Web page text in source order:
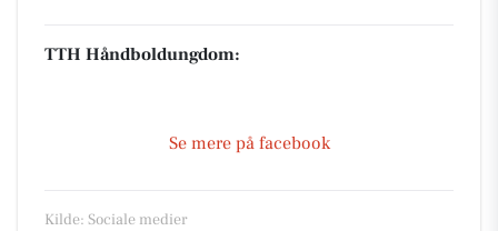
TTH Håndboldungdom:
Se mere på facebook
Kilde: Sociale medier